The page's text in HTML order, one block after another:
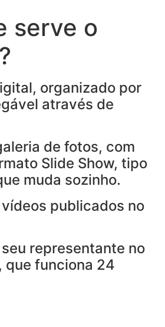
serve o
organizado por
através de
de fotos, com
Slide Show, tipo
muda sozinho.
publicados no
representante no
que funciona 24